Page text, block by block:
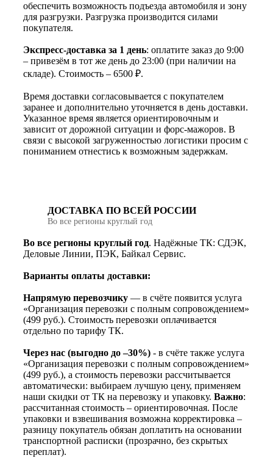
обеспечить возможность подъезда автомобиля и зону
для разгрузки. Разгрузка производится силами
покупателя.
Экспресс-доставка за 1 день: оплатите заказ до 9:00
– привезём в тот же день до 23:00 (при наличии на
складе). Стоимость – 6500 ₽.
Время доставки согласовывается с покупателем
заранее и дополнительно уточняется в день доставки.
Указанное время является ориентировочным и
зависит от дорожной ситуации и форс-мажоров. В
связи с высокой загруженностью логистики просим с
пониманием отнестись к возможным задержкам.
ДОСТАВКА ПО ВСЕЙ РОССИИ
Во все регионы круглый год
Во все регионы круглый год. Надёжные ТК: СДЭК,
Деловые Линии, ПЭК, Байкал Сервис.
Варианты оплаты доставки:
Напрямую перевозчику — в счёте появится услуга
«Организация перевозки с полным сопровождением»
(499 руб.). Стоимость перевозки оплачивается
отдельно по тарифу ТК.
Через нас (выгодно до –30%) - в счёте также услуга
«Организация перевозки с полным сопровождением»
(499 руб.), а стоимость перевозки рассчитывается
автоматически: выбираем лучшую цену, применяем
наши скидки от ТК на перевозку и упаковку. Важно:
рассчитанная стоимость – ориентировочная. После
упаковки и взвешивания возможна корректировка –
разницу покупатель обязан доплатить на основании
транспортной расписки (прозрачно, без скрытых
переплат).